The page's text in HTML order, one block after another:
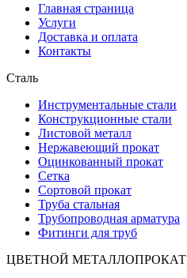
Главная страница
Услуги
Доставка и оплата
Контакты
Сталь
Инструментальные стали
Конструкционные стали
Листовой металл
Нержавеющий прокат
Оцинкованный прокат
Сетка
Сортовой прокат
Труба стальная
Трубопроводная арматура
Фитинги для труб
ЦВЕТНОЙ МЕТАЛЛОПРОКАТ